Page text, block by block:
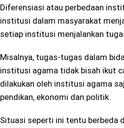
Diferensiasi atau perbedaan
institusi dalam masyarakat
setiap institusi menjalankan
Misalnya, tugas-tugas dalam
institusi agama tidak bisah ikut
dilakukan oleh institusi agama
pendikan, ekonomi dan politik.
Situasi seperti ini tentu berbeda